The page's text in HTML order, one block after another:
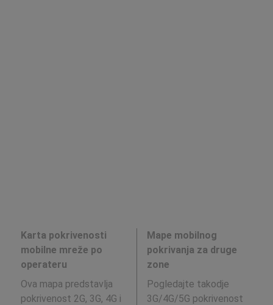
Karta pokrivenosti
mobilne mreže po
operateru
Ova mapa predstavlja
pokrivenost 2G, 3G, 4G i
Mape mobilnog
pokrivanja za druge
zone
Pogledajte takodje
3G/4G/5G pokrivenost